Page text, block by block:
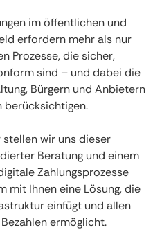
im öffentlichen und
erfordern mehr als nur
Prozesse, die sicher,
sind – und dabei die
Bürgern und Anbietern
berücksichtigen.
wir uns dieser
Beratung und einem
Zahlungsprozesse
mit Ihnen eine Lösung, die
einfügt und allen
ermöglicht.